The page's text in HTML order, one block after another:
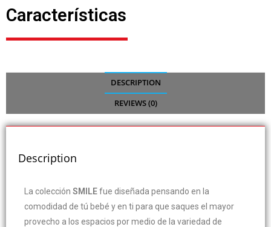
Características
DESCRIPTION
REVIEWS (0)
Description
La colección SMILEfue diseñada pensando en la
comodidad de tú bebé y en ti para que saques el mayor
provecho a los espacios por medio de la variedad de